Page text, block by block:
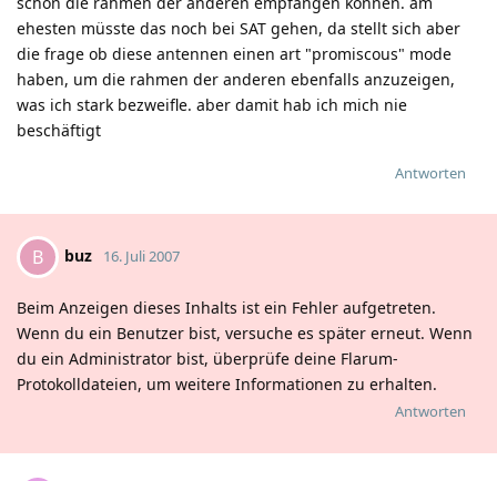
ehesten müsste das noch bei SAT gehen, da stellt sich aber
die frage ob diese antennen einen art "promiscous" mode
haben, um die rahmen der anderen ebenfalls anzuzeigen,
was ich stark bezweifle. aber damit hab ich mich nie
beschäftigt
Antworten
B buz 16. Juli 2007
Beim Anzeigen dieses Inhalts ist ein Fehler aufgetreten.
Wenn du ein Benutzer bist, versuche es später erneut. Wenn
du ein Administrator bist, überprüfe deine Flarum-
Protokolldateien, um weitere Informationen zu erhalten.
Antworten